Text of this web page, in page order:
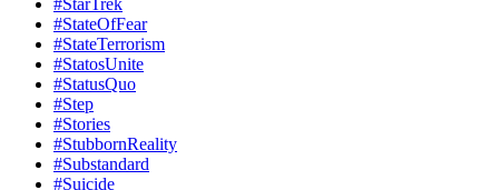
#StarTrek
#StateOfFear
#StateTerrorism
#StatosUnite
#StatusQuo
#Step
#Stories
#StubbornReality
#Substandard
#Suicide